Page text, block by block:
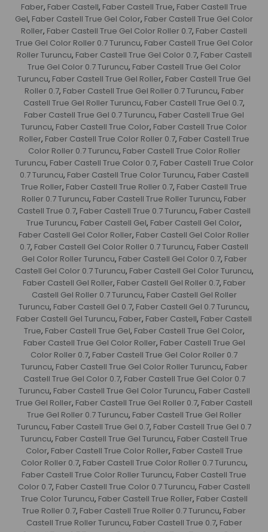
Faber, Faber Castell, Faber Castell True, Faber Castell True
Gel, Faber Castell True Gel Color, Faber Castell True Gel Color
Roller, Faber Castell True Gel Color Roller 0.7, Faber Castell
True Gel Color Roller 0.7 Turuncu, Faber Castell True Gel Color
Roller Turuncu, Faber Castell True Gel Color 0.7, Faber Castell
True Gel Color 0.7 Turuncu, Faber Castell True Gel Color
Turuncu, Faber Castell True Gel Roller, Faber Castell True Gel
Roller 0.7, Faber Castell True Gel Roller 0.7 Turuncu, Faber
Castell True Gel Roller Turuncu, Faber Castell True Gel 0.7,
Faber Castell True Gel 0.7 Turuncu, Faber Castell True Gel
Turuncu, Faber Castell True Color, Faber Castell True Color
Roller, Faber Castell True Color Roller 0.7, Faber Castell True
Color Roller 0.7 Turuncu, Faber Castell True Color Roller
Turuncu, Faber Castell True Color 0.7, Faber Castell True Color
0.7 Turuncu, Faber Castell True Color Turuncu, Faber Castell
True Roller, Faber Castell True Roller 0.7, Faber Castell True
Roller 0.7 Turuncu, Faber Castell True Roller Turuncu, Faber
Castell True 0.7, Faber Castell True 0.7 Turuncu, Faber Castell
True Turuncu, Faber Castell Gel, Faber Castell Gel Color,
Faber Castell Gel Color Roller, Faber Castell Gel Color Roller
0.7, Faber Castell Gel Color Roller 0.7 Turuncu, Faber Castell
Gel Color Roller Turuncu, Faber Castell Gel Color 0.7, Faber
Castell Gel Color 0.7 Turuncu, Faber Castell Gel Color Turuncu,
Faber Castell Gel Roller, Faber Castell Gel Roller 0.7, Faber
Castell Gel Roller 0.7 Turuncu, Faber Castell Gel Roller
Turuncu, Faber Castell Gel 0.7, Faber Castell Gel 0.7 Turuncu,
Faber Castell Gel Turuncu, Faber, Faber Castell, Faber Castell
True, Faber Castell True Gel, Faber Castell True Gel Color,
Faber Castell True Gel Color Roller, Faber Castell True Gel
Color Roller 0.7, Faber Castell True Gel Color Roller 0.7
Turuncu, Faber Castell True Gel Color Roller Turuncu, Faber
Castell True Gel Color 0.7, Faber Castell True Gel Color 0.7
Turuncu, Faber Castell True Gel Color Turuncu, Faber Castell
True Gel Roller, Faber Castell True Gel Roller 0.7, Faber Castell
True Gel Roller 0.7 Turuncu, Faber Castell True Gel Roller
Turuncu, Faber Castell True Gel 0.7, Faber Castell True Gel 0.7
Turuncu, Faber Castell True Gel Turuncu, Faber Castell True
Color, Faber Castell True Color Roller, Faber Castell True
Color Roller 0.7, Faber Castell True Color Roller 0.7 Turuncu,
Faber Castell True Color Roller Turuncu, Faber Castell True
Color 0.7, Faber Castell True Color 0.7 Turuncu, Faber Castell
True Color Turuncu, Faber Castell True Roller, Faber Castell
True Roller 0.7, Faber Castell True Roller 0.7 Turuncu, Faber
Castell True Roller Turuncu, Faber Castell True 0.7, Faber